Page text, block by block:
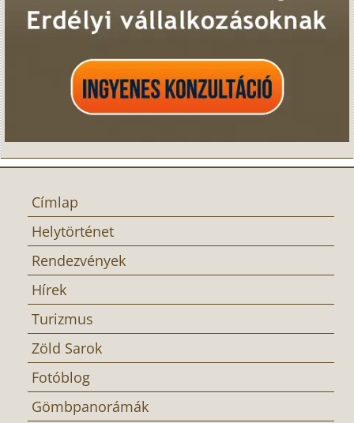
Címlap
Helytörténet
Rendezvények
Hírek
Turizmus
Zöld Sarok
Fotóblog
Gömbpanorámák